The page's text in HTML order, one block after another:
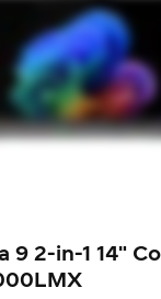
9 2-in-1 14"